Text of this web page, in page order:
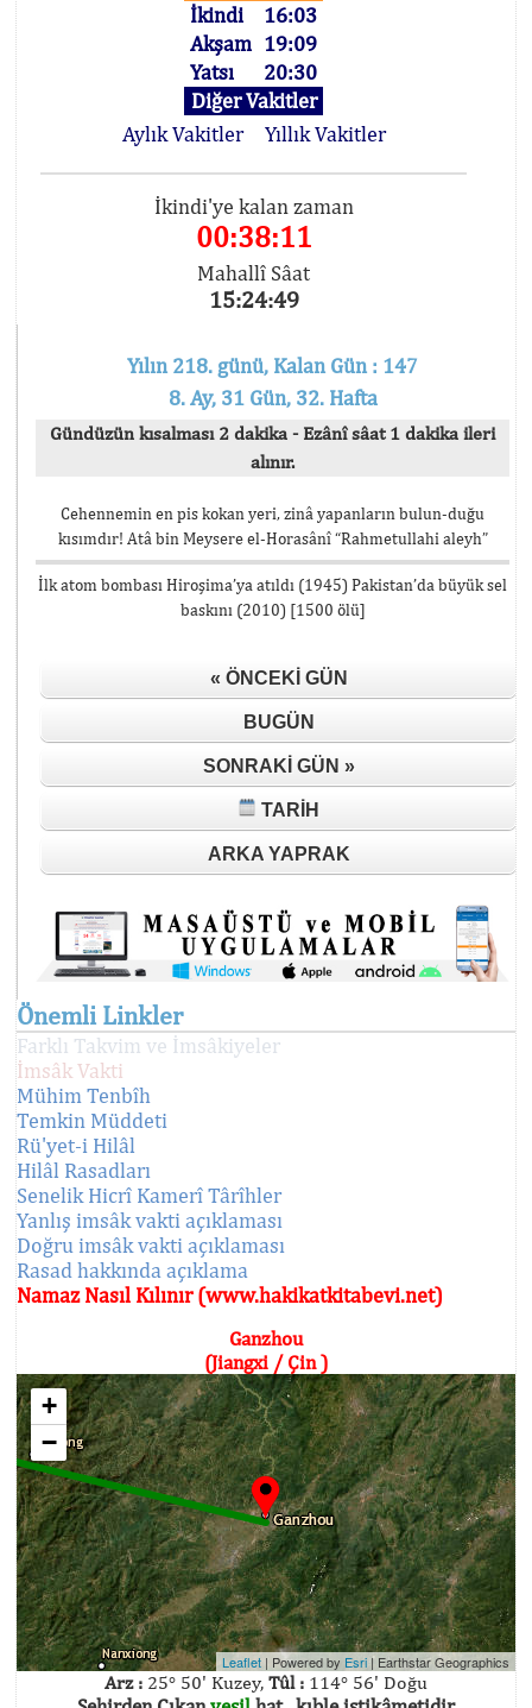
İkindi
16:03
Akşam 19:09
Yatsı
20:30
Diğer Vakitler
Aylık Vakitler
Yıllık Vakitler
İkindi'ye kalan zaman
00:38:11
Mahallî Sâat
15:24:49
Yılın 218. günü, Kalan Gün : 147
8. Ay, 31 Gün, 32. Hafta
Gündüzün kısalması 2 dakika - Ezânî sâat 1 dakika ileri
alınır.
Cehennemin en pis kokan yeri, zinâ yapanların bulun-duğu
kısımdır! Atâ bin Meysere el-Horasânî “Rahmetullahi aleyh”
İlk atom bombası Hiroşima’ya atıldı (1945) Pakistan’da büyük sel
baskını (2010) [1500 ölü]
« ÖNCEKI GÜN
BUGÜN
SONRAKI GÜN »
TARIH
ARKA YAPRAK
Önemli Linkler
Farklı Takvim ve İmsâkiyeler
İmsâk Vakti
Mühim Tenbîh
Temkin Müddeti
Rü'yet-i Hilâl
Hilâl Rasadları
Senelik Hicrî Kamerî Târîhler
Yanlış imsâk vakti açıklaması
Doğru imsâk vakti açıklaması
Rasad hakkında açıklama
Namaz Nasıl Kılınır (www.hakikatkitabevi.net)
Ganzhou
(Jiangxi / Çin )
+
−
Leaflet | Powered by Esri | Earthstar Geographics
Arz : 25° 50' Kuzey, Tûl : 114° 56' Doğu